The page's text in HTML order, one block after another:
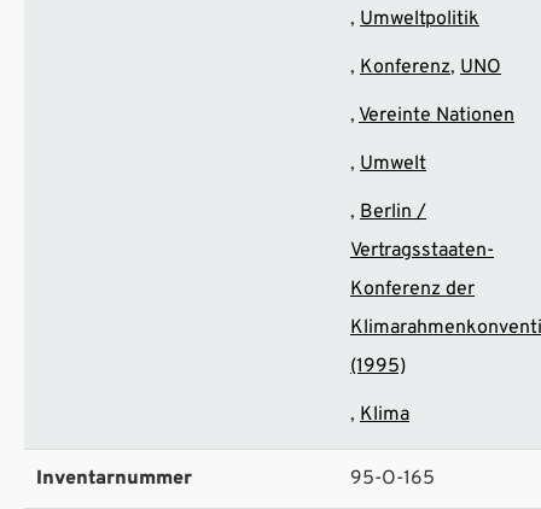
Umweltpolitik
Konferenz UNO
Vereinte Nationen
Umwelt
Berlin /
Vertragsstaaten-
Konferenz der
(1995)
Klima
Inventarnummer 95-O-165